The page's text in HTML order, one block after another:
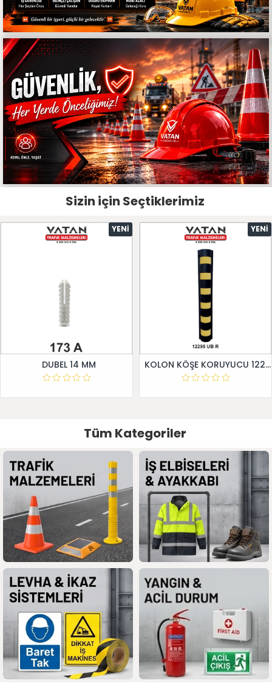
Sizin için Seçtiklerimiz
YENI
DUBEL 14 MM
YENI
KOLON KÖŞE KORUYUCU 12295 UB R
Tüm Kategoriler